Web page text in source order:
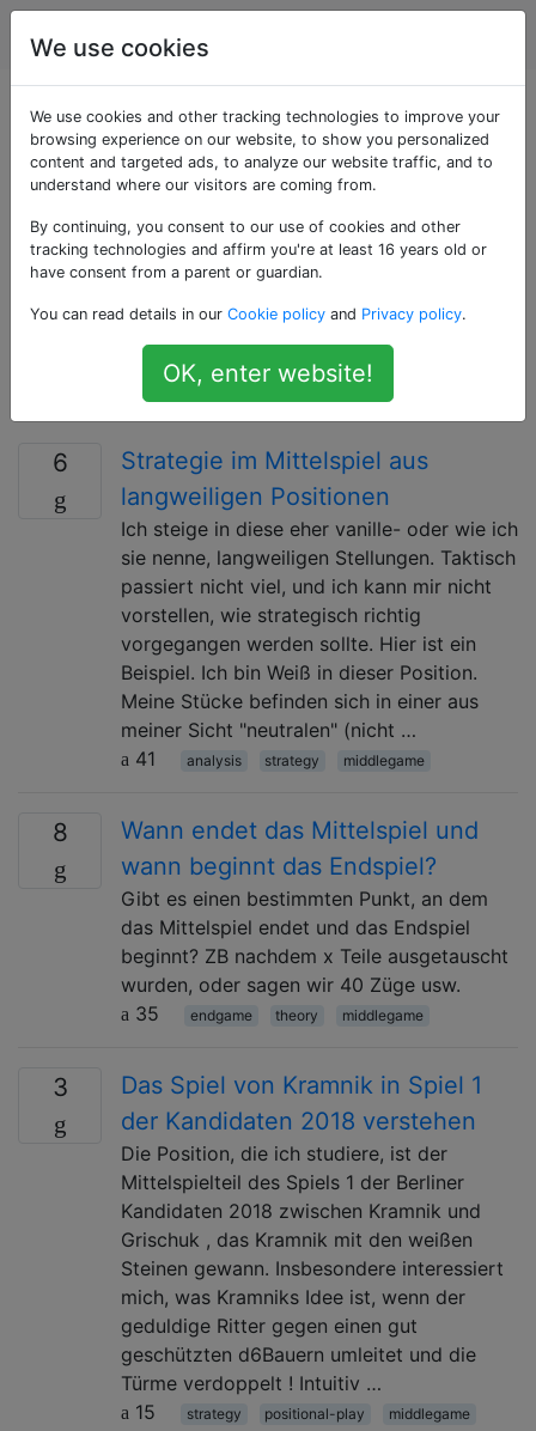
Schach
Als «middlegame»
getaggte Fragen
Fragen zum Mittelspiel. Das Mittelspiel ist die Phase
des Spiels, nachdem die Eröffnung abgeschlossen und
Endspiel. Im Mittelspiel drehen sich die Pläne
normalerweise darum, die eigene Position zu
verbessern und Material vom Gegner zu gewinnen
oder manchmal dem Gegner Partner zu liefern.
6
Strategie im Mittelspiel aus
langweiligen Positionen
Ich steige in diese eher vanille- oder wie ich
sie nenne, langweiligen Stellungen. Taktisch
passiert nicht viel, und ich kann mir nicht
vorstellen, wie strategisch richtig
vorgegangen werden sollte. Hier ist ein
Beispiel. Ich bin Weiß in dieser Position.
Meine Stücke befinden sich in einer aus
meiner Sicht "neutralen" (nicht …
41
analysis strategy middlegame
8
Wann endet das Mittelspiel und
wann beginnt das Endspiel?
Gibt es einen bestimmten Punkt, an dem
das Mittelspiel endet und das Endspiel
beginnt? ZB nachdem x Teile ausgetauscht
wurden, oder sagen wir 40 Züge usw.
35
endgame theory middlegame
3
Das Spiel von Kramnik in Spiel 1
der Kandidaten 2018 verstehen
Die Position, die ich studiere, ist der
Mittelspielteil des Spiels 1 der Berliner
Kandidaten 2018 zwischen Kramnik und
Grischuk , das Kramnik mit den weißen
Steinen gewann. Insbesondere interessiert
mich, was Kramniks Idee ist, wenn der
geduldige Ritter gegen einen gut
geschützten d6Bauern umleitet und die
Türme verdoppelt ! Intuitiv …
15
strategy positional-play
middlegame
We use cookies
We use cookies and other tracking technologies to improve your
browsing experience on our website, to show you personalized
content and targeted ads, to analyze our website traffic, and to
understand where our visitors are coming from.
By continuing, you consent to our use of cookies and other
tracking technologies and affirm you're at least 16 years old or
have consent from a parent or guardian.
You can read details in our Cookie policy and Privacy policy.
OK, enter website!